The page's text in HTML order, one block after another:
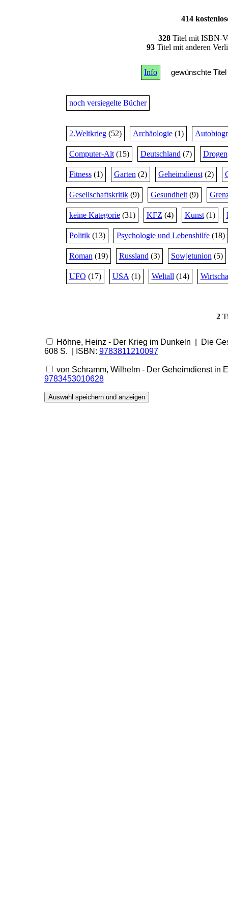
414
328 Titel mit ISBN-
93Titel mit anderen
Info gewünschte
noch versiegelte Bücher
2.Weltkrieg(52) Archäologie(1)
Computer-Alt(15) Deutschland (7) Drogen
Fitness(1) Garten (2) Geheimdienst(2)
Gesellschaftskritik(9) Gesundheit(9)
keine Kategorie(31) KFZ (4) Kunst(1)
Politik(13) Psychologie und Lebenshilfe(18)
Roman (19) Russland (3) Sowjetunion (5)
UFO (17) USA (1) Weltall (14)
2
Höhne, Heinz - Der Krieg im Dunkeln | Die
608 S. | ISBN: 9783811210097
von Schramm, Wilhelm - Der Geheimdienst
9783453010628